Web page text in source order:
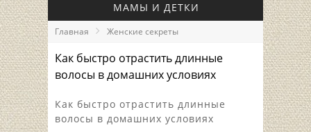
МАМЫ И ДЕТКИ
Главная Женские секреты
Как быстро отрастить длинные
волосы в домашних условиях
Как быстро отрастить длинные
волосы в домашних условиях